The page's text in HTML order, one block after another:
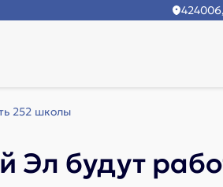
252 школы
Эл будут